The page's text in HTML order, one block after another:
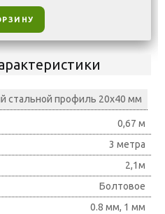
стальной профиль 20х40 мм
0,67 м
3 метра
2,1м
Болтовое
0.8 мм, 1 мм